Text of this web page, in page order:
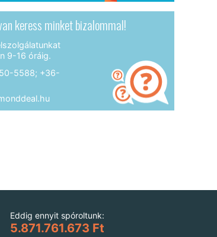
keress minket bizalommal!
9-16 óráig.
5588; +36-
Eddig ennyit spóroltunk:
5.871.761.673 Ft